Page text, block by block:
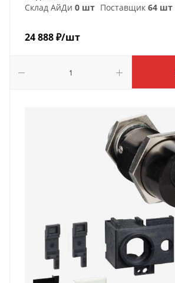
Склад АйДи 0 шт Поставщик 64 шт
24 888₽/шт